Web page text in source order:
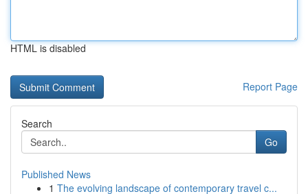
HTML is disabled
Report Page
Search
Go
Published News
1 The evolving landscape of contemporary travel c...